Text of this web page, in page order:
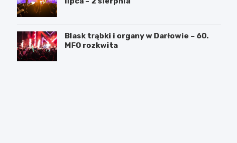
Blask trąbki i organy w Darłowie – 60.
MFO rozkwita